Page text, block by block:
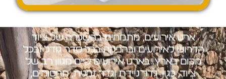
ארט אירועים, מתמחים בהשכרה של ציוד
הדרוש לאירועים ובהפקה בכל סדר גודל ובכל
מקום בארץ. בארט אירועים קיים מגוון רב של
ציוד, כגון: גדר ניידת וגדר זמנית, מחסומים,